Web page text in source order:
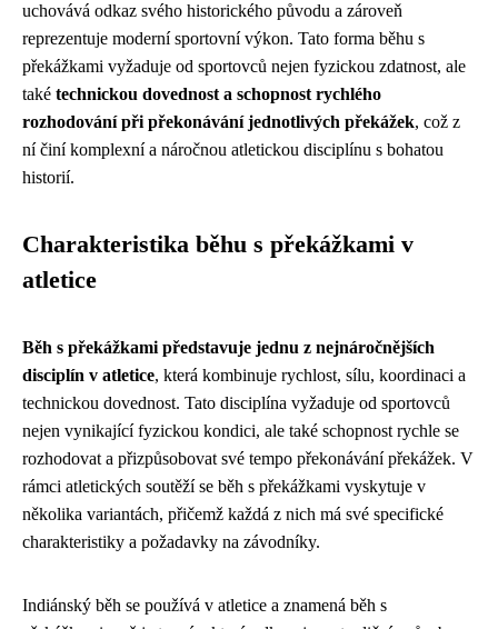
uchovává odkaz svého historického původu a zároveň
reprezentuje moderní sportovní výkon. Tato forma běhu s
překážkami vyžaduje od sportovců nejen fyzickou zdatnost, ale
také technickou dovednost a schopnost rychlého
rozhodování při překonávání jednotlivých překážek, což z
ní činí komplexní a náročnou atletickou disciplínu s bohatou
historií.
Charakteristika běhu s překážkami v
atletice
Běh s překážkami představuje jednu z nejnáročnějších
disciplín v atletice, která kombinuje rychlost, sílu, koordinaci a
technickou dovednost. Tato disciplína vyžaduje od sportovců
nejen vynikající fyzickou kondici, ale také schopnost rychle se
rozhodovat a přizpůsobovat své tempo překonávání překážek. V
rámci atletických soutěží se běh s překážkami vyskytuje v
několika variantách, přičemž každá z nich má své specifické
charakteristiky a požadavky na závodníky.
Indiánský běh se používá v atletice a znamená běh s